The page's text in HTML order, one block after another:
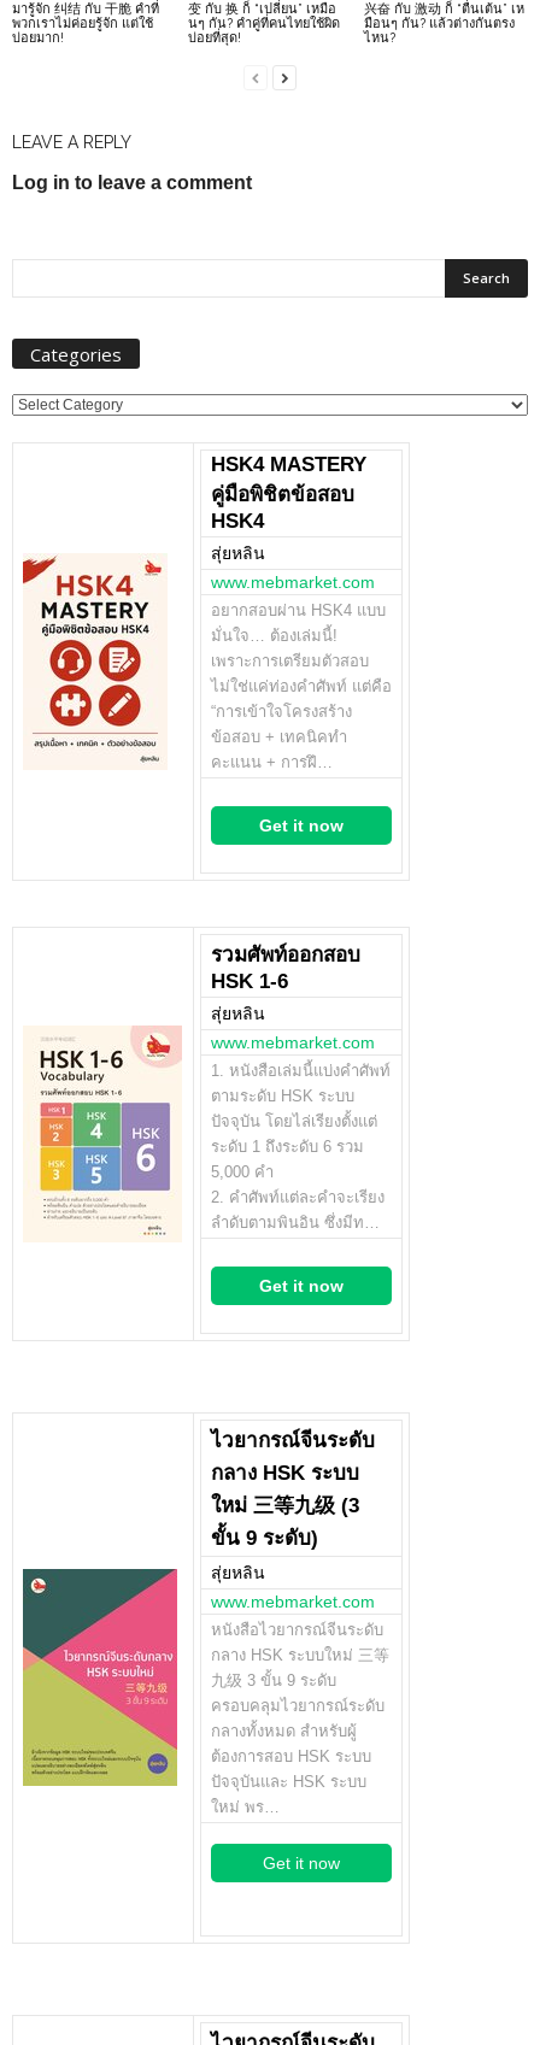
มารู้จัก 纠结 กับ 干脆 คำที่
พวกเราไม่ค่อยรู้จัก แต่ใช้
บ่อยมาก!
变 กับ 换 ก็ “เปลี่ยน” เหมือ
นๆ กัน? คำคู่ที่คนไทยใช้ผิด
บ่อยที่สุด!
兴奋 กับ 激动 ก็ “ตื่นเต้น” เห
มือนๆ กัน? แล้วต่างกันตรง
ไหน?
LEAVE A REPLY
Log in to leave a comment
Categories
Categories
HSK4 MASTERY
คู่มือพิชิตข้อสอบ
HSK4
สุ่ยหลิน
www.mebmarket.com
อยากสอบผ่าน HSK4 แบบ
มั่นใจ… ต้องเล่มนี้!
เพราะการเตรียมตัวสอบ
ไม่ใช่แค่ท่องคำศัพท์ แต่คือ
“การเข้าใจโครงสร้าง
ข้อสอบ + เทคนิคทำ
คะแนน + การฝึ…
Get it now
รวมศัพท์ออกสอบ
HSK 1-6
สุ่ยหลิน
www.mebmarket.com
1. หนังสือเล่มนี้แบ่งคำศัพท์
ตามระดับ HSK ระบบ
ปัจจุบัน โดยไล่เรียงตั้งแต่
ระดับ 1 ถึงระดับ 6 รวม
5,000 คำ
2. คำศัพท์แต่ละคำจะเรียง
ลำดับตามพินอิน ซึ่งมีท…
Get it now
ไวยากรณ์จีนระดับ
กลาง HSK ระบบ
ใหม่ 三等九级 (3
ขั้น 9 ระดับ)
สุ่ยหลิน
www.mebmarket.com
หนังสือไวยากรณ์จีนระดับ
กลาง HSK ระบบใหม่ 三等
九级 3 ขั้น 9 ระดับ
ครอบคลุมไวยากรณ์ระดับ
กลางทั้งหมด สำหรับผู้
ต้องการสอบ HSK ระบบ
ปัจจุบันและ HSK ระบบ
ใหม่ พร…
Get it now